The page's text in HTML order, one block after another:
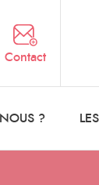
Contact
?